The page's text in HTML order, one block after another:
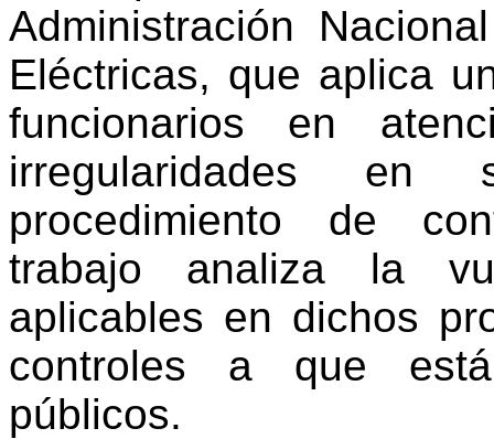
Administración
Eléctricas, que aplica
funcionarios en
irregularidades
procedimiento de
trabajo analiza la
aplicables en dichos
controles a que
públicos.